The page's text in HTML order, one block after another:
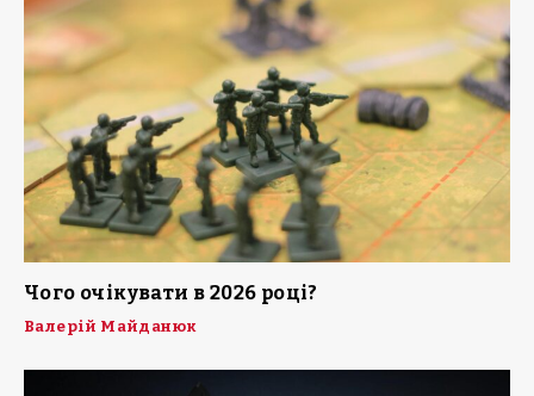
Чого очікувати в 2026 році?
Валерій Майданюк